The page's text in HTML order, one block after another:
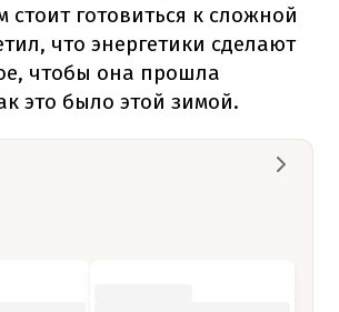
стоит готовиться к сложной
что энергетики сделают
чтобы она прошла
это было этой зимой.